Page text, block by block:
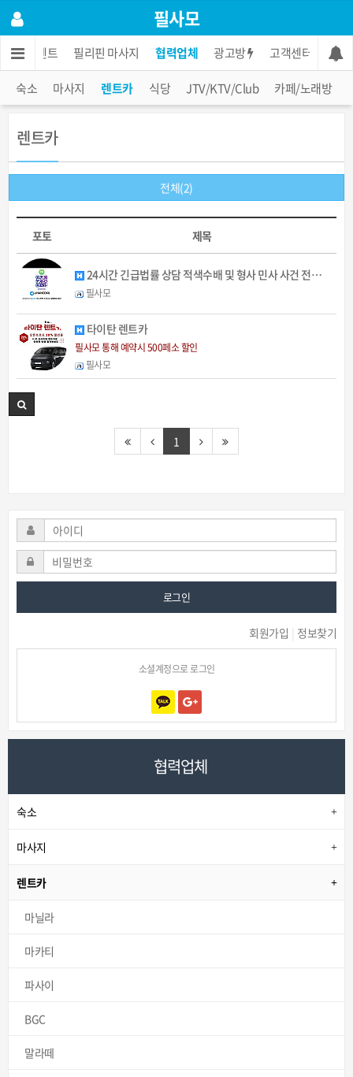
필사모
콘도렌트 필리핀 마사지 협력업체 광고방 고객센터
숙소 마사지 렌트카 식당 JTV/KTV/Club 카페/노래방
렌트카
전체(2)
포토 제목
24시간 긴급법률 상담 적색수배 및 형사 민사 사건 전…
필사모
타이탄 렌트카
필사모 통해 예약시 500페소 할인
필사모
1
로그인
회원가입 정보찾기
소셜계정으로 로그인
협력업체
숙소
마사지
렌트카
마닐라
마카티
파사이
BGC
말라떼